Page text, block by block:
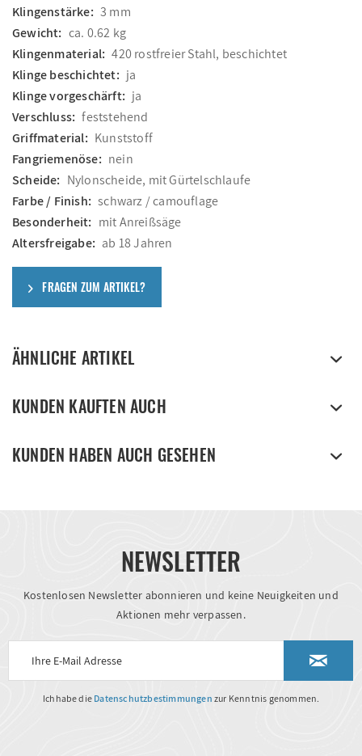
Klingenstärke: 3 mm
Gewicht: ca. 0.62 kg
Klingenmaterial: 420 rostfreier Stahl, beschichtet
Klinge beschichtet: ja
Klinge vorgeschärft: ja
Verschluss: feststehend
Griffmaterial: Kunststoff
Fangriemenöse: nein
Scheide: Nylonscheide, mit Gürtelschlaufe
Farbe / Finish: schwarz / camouflage
Besonderheit: mit Anreißsäge
Altersfreigabe: ab 18 Jahren
FRAGEN ZUM ARTIKEL?
ÄHNLICHE ARTIKEL
KUNDEN KAUFTEN AUCH
KUNDEN HABEN AUCH GESEHEN
NEWSLETTER
Kostenlosen Newsletter abonnieren und keine Neuigkeiten und
Aktionen mehr verpassen.
Ich habe die Datenschutzbestimmungen zur Kenntnis genommen.